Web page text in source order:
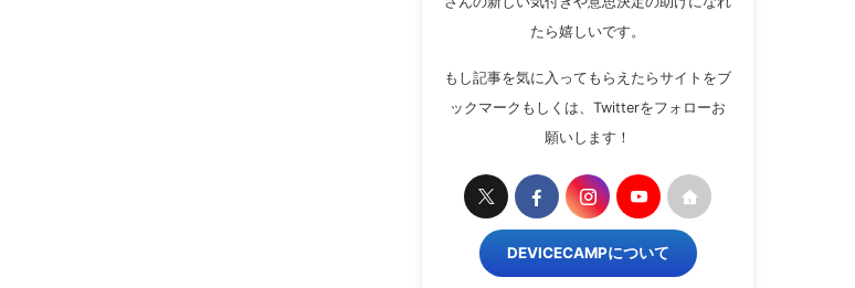
たら嬉しいです。
もし記事を気に入ってもらえたらサイトをブ
ックマークもしくは、Twitterをフォローお
願いします！
DEVICECAMPについて